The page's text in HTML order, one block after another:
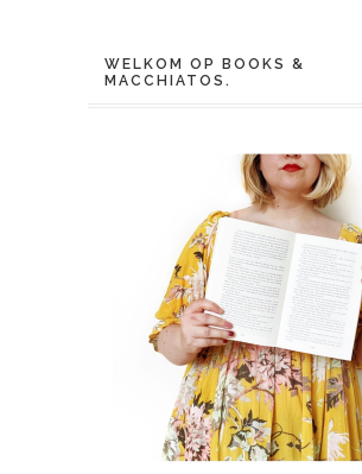
WELKOM OP BOOKS &
MACCHIATOS.